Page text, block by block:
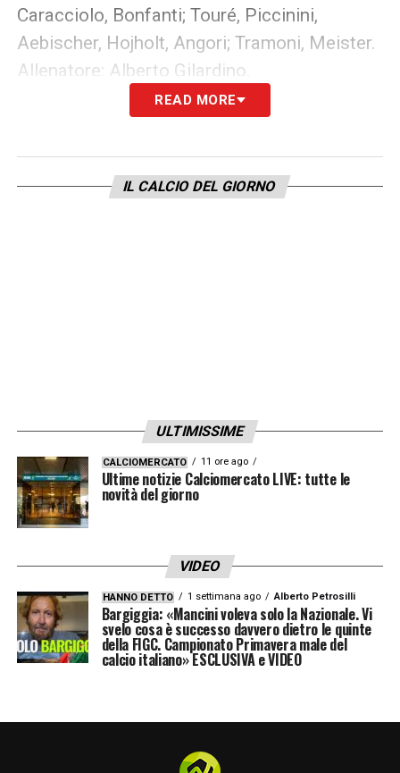
Caracciolo, Bonfanti; Touré, Piccinini,
Aebischer, Hojholt, Angori; Tramoni, Meister.
Allenatore: Alberto Gilardino.
LEGGI ANCHE –Partite oggi, stasera e
LA PLAYLIST DELLE NOSTRE TOP NEWS
READ MORE
IL CALCIO DEL GIORNO
ULTIMISSIME
CALCIOMERCATO 11 ore ago
Ultime notizie Calciomercato LIVE: tutte le
novità del giorno
VIDEO
HANNO DETTO 1 settimana ago Alberto Petrosilli
Bargiggia: «Mancini voleva solo la Nazionale. Vi
svelo cosa è successo davvero dietro le quinte
della FIGC. Campionato Primavera male del
calcio italiano» ESCLUSIVA e VIDEO